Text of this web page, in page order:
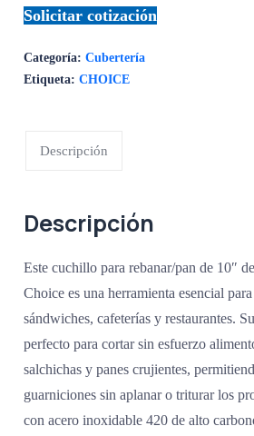
Solicitar cotización
Categoría:Cubertería
Etiqueta:CHOICE
Descripción
Descripción
Este cuchillo para rebanar/pan de 10″
Choice es una herramienta esencial
sándwiches, cafeterías y restaurantes.
perfecto para cortar sin esfuerzo
salchichas y panes crujientes,
guarniciones sin aplanar o triturar los
con acero inoxidable 420 de alto